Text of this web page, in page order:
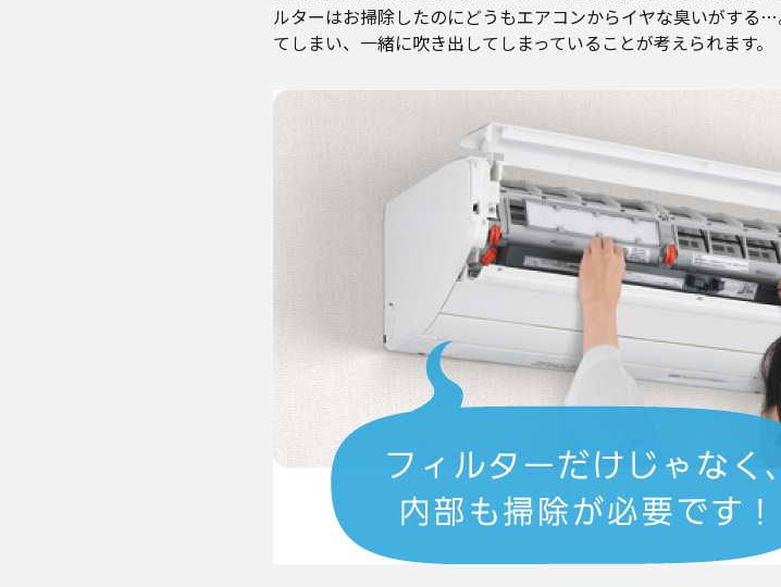
ルターはお掃除したのにどうもエアコンからイヤな臭いがする
てしまい、一緒に吹き出してしまっていることが考えられます。